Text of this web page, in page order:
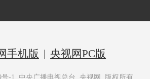
手机版 央视网PC版
-1 中央广播电视总台 央视网 版权所有